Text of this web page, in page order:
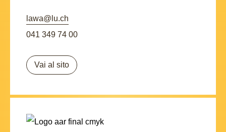
lawa@lu.ch
041 349 74 00
Vai al sito